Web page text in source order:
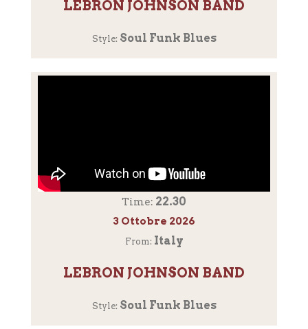
LEBRON JOHNSON BAND
Style: Soul Funk Blues
Time: 22.30
3 Ottobre 2026
From: Italy
LEBRON JOHNSON BAND
Style: Soul Funk Blues